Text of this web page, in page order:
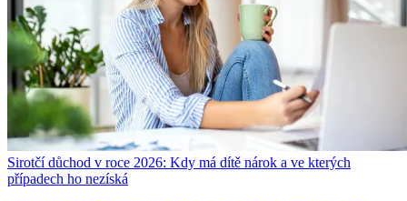
Sirotčí důchod v roce 2026: Kdy má dítě nárok a ve kterých
případech ho nezíská